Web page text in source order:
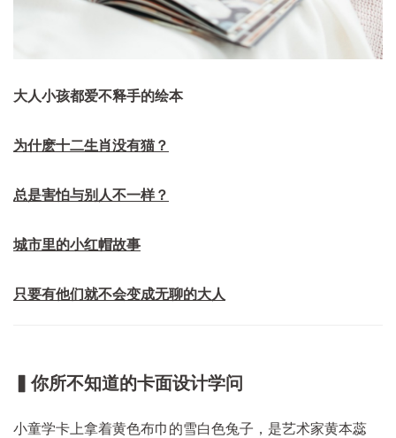
大人小孩都爱不释手的绘本
为什麽十二生肖没有猫？
总是害怕与别人不一样？
城市里的小红帽故事
只要有他们就不会变成无聊的大人
▍你所不知道的卡面设计学问
小童学卡上拿着黄色布巾的雪白色兔子，是艺术家黄本蕊